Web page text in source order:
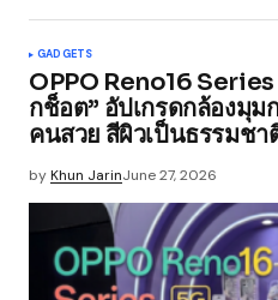
GADGETS
OPPO Reno16
กช็อต” อัปเกรดกล้องมุม
คนสวย สีผิวเป็นธรรมช
byKhun JarinJune 27, 2026